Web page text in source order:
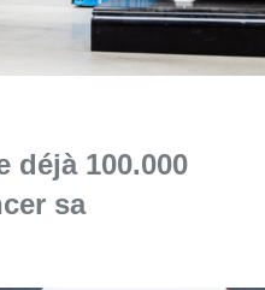
déjà 100.000
sa